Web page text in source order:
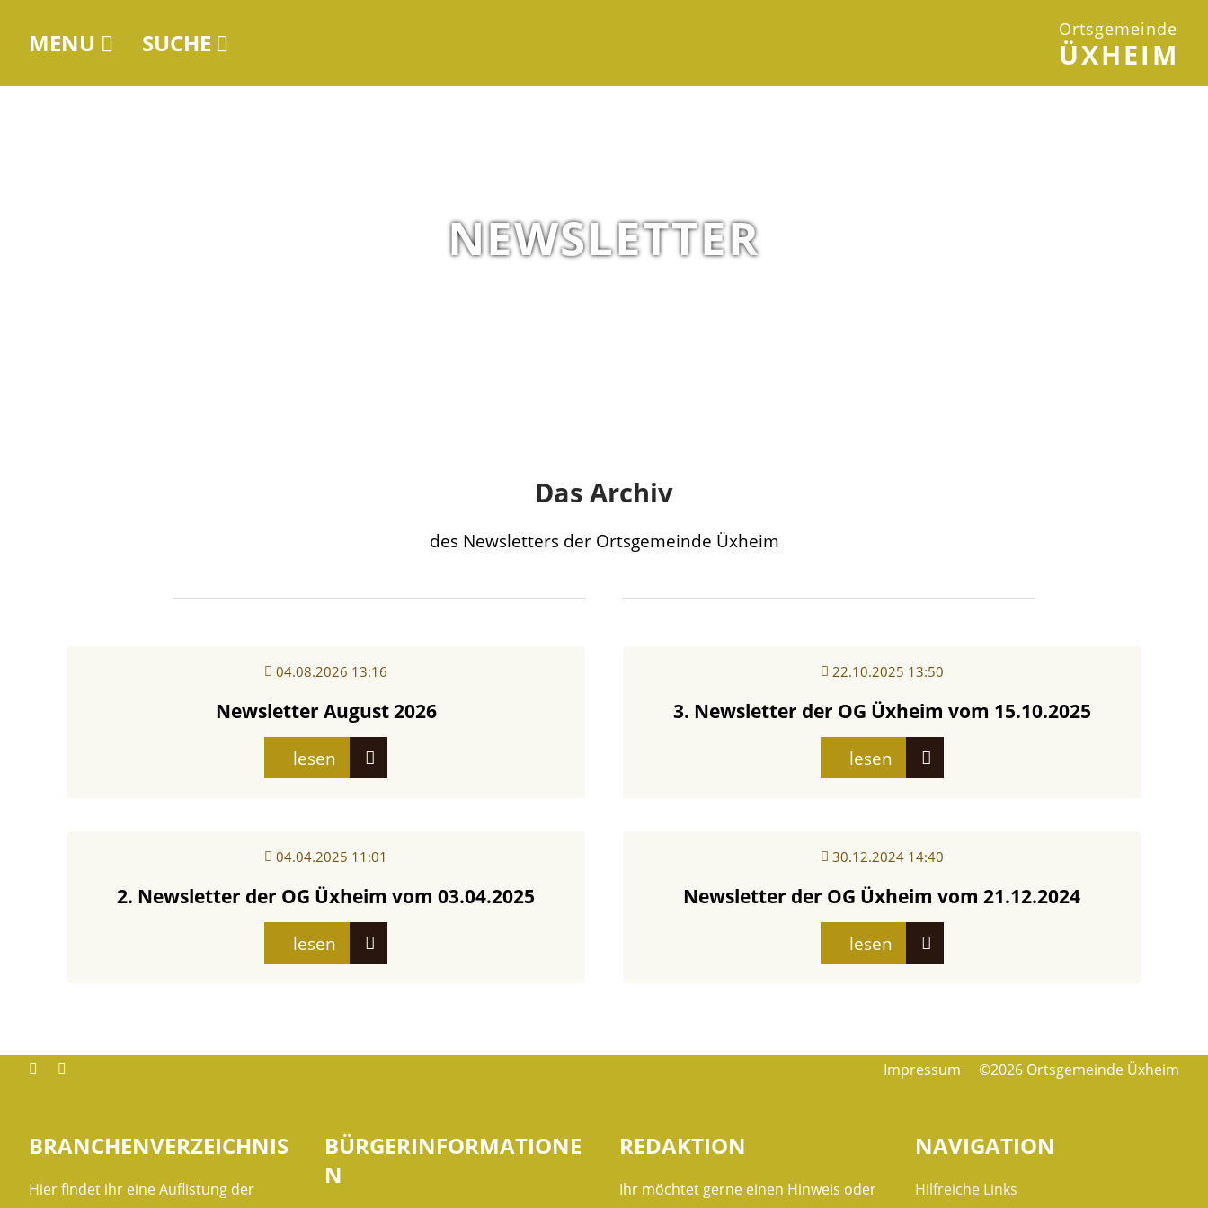
Ortsgemeinde
ÜXHEIM
MENU SUCHE
NEWSLETTER
Das Archiv
des Newsletters der Ortsgemeinde Üxheim
04.08.2026 13:16
Newsletter August 2026
lesen
22.10.2025 13:50
3. Newsletter der OG Üxheim vom 15.10.2025
lesen
04.04.2025 11:01
2. Newsletter der OG Üxheim vom 03.04.2025
lesen
30.12.2024 14:40
Newsletter der OG Üxheim vom 21.12.2024
lesen
Facebookinstagram Impressum ©2026 Ortsgemeinde Üxheim
BRANCHENVERZEICHNIS
Hier findet ihr eine Auflistung der
BÜRGERINFORMATIONE
N
REDAKTION
Ihr möchtet gerne einen Hinweis oder
NAVIGATION
Hilfreiche Links